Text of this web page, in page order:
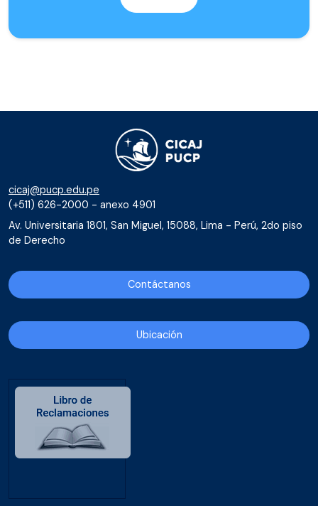
cicaj@pucp.edu.pe
(+511) 626-2000 - anexo 4901
Av. Universitaria 1801, San Miguel, 15088, Lima - Perú, 2do piso
de Derecho
Contáctanos
Ubicación